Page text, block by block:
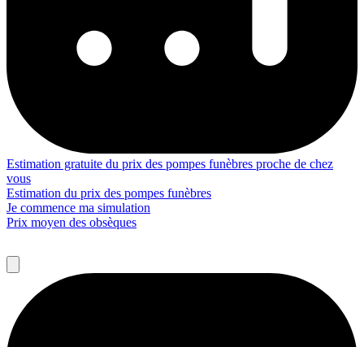
Estimation gratuite du prix des pompes funèbres proche de chez
vous
Estimation du prix des pompes funèbres
Je commence ma simulation
Prix moyen des obsèques